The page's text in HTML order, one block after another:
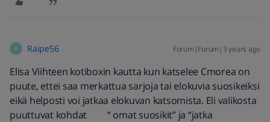
R Raipe56 Forum|Forum|3 years ago
Elisa Viihteen kotiboxin kautta kun katselee Cmorea on
puute, ettei saa merkattua sarjoja tai elokuvia suosikeiksi
eikä helposti voi jatkaa elokuvan katsomista. Eli valikosta
puuttuvat kohdat “ omat suosikit” ja “jatka